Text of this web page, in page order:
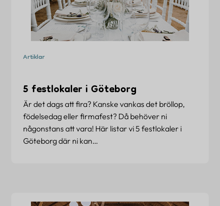
Artiklar
5 festlokaler i Göteborg
Är det dags att fira? Kanske vankas det bröllop,
födelsedag eller firmafest? Då behöver ni
någonstans att vara! Här listar vi 5 festlokaler i
Göteborg där ni kan…